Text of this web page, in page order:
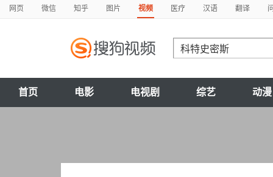
网页 微信 知乎 图片 视频 医疗 汉语 翻译
首页 电影 电视剧 综艺 动漫